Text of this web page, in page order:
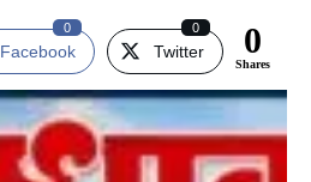
Facebook
0
Twitter
0 0
Shares